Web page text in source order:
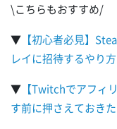
\こちらもおすすめ/
▼ 【初心者必見】
レイに招待するやり
▼ 【Twitchでアフィ
す前に押さえておき